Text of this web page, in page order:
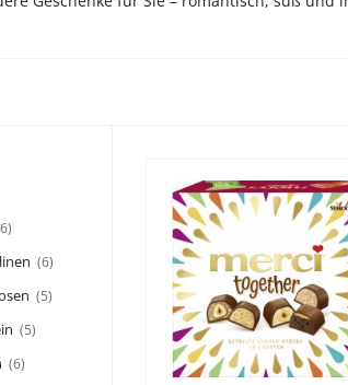
(6)
(5)
(5)
(6)